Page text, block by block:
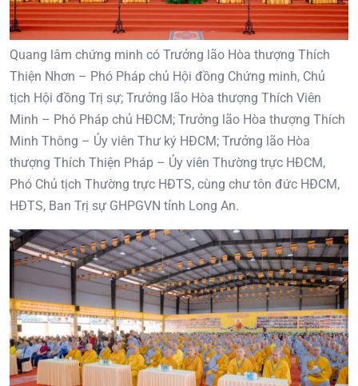
Quang lâm chứng minh có Trưởng lão Hòa thượng Thích
Thiện Nhơn – Phó Pháp chủ Hội đồng Chứng minh, Chủ
tịch Hội đồng Trị sự; Trưởng lão Hòa thượng Thích Viên
Minh – Phó Pháp chủ HĐCM; Trưởng lão Hòa thượng Thích
Minh Thông – Ủy viên Thư ký HĐCM; Trưởng lão Hòa
thượng Thích Thiện Pháp – Ủy viên Thường trực HĐCM,
Phó Chủ tịch Thường trực HĐTS, cùng chư tôn đức HĐCM,
HĐTS, Ban Trị sự GHPGVN tỉnh Long An.